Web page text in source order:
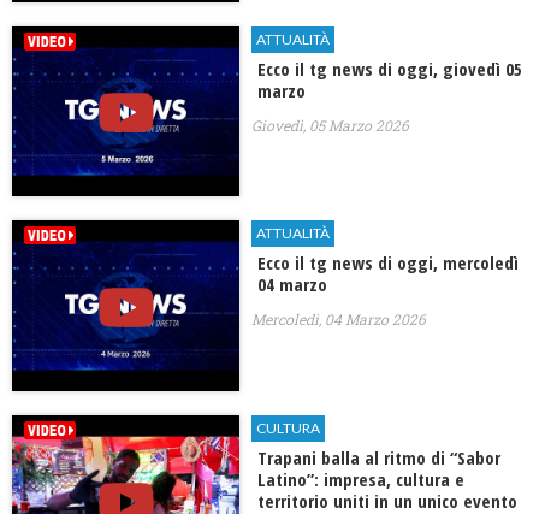
ATTUALITÀ
Ecco il tg news di oggi, giovedì 05
marzo
Giovedì, 05 Marzo 2026
ATTUALITÀ
Ecco il tg news di oggi, mercoledì
04 marzo
Mercoledì, 04 Marzo 2026
CULTURA
Trapani balla al ritmo di “Sabor
Latino”: impresa, cultura e
territorio uniti in un unico evento